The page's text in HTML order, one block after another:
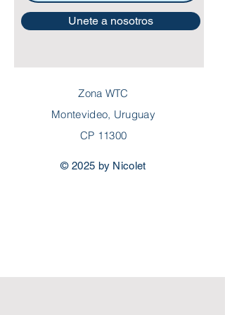
Unete a nosotros
Zona WTC
Montevideo, Uruguay
CP 11300
© 2025 by Nicolet